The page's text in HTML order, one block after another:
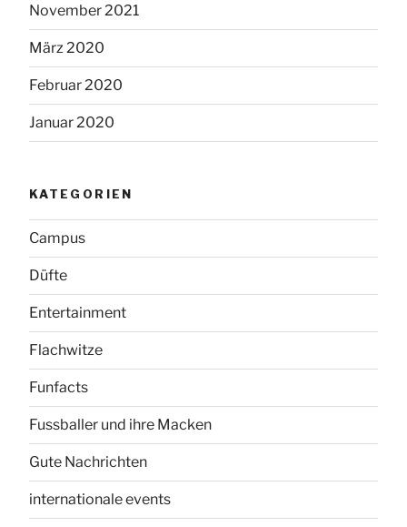
November 2021
März 2020
Februar 2020
Januar 2020
KATEGORIEN
Campus
Düfte
Entertainment
Flachwitze
Funfacts
Fussballer und ihre Macken
Gute Nachrichten
internationale events